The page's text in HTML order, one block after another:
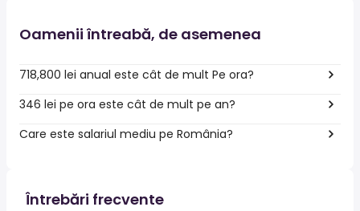
Oamenii întreabă, de asemenea
718,800 lei anual este cât de mult Pe ora?
346 lei pe ora este cât de mult pe an?
Care este salariul mediu pe România?
Întrebări frecvente